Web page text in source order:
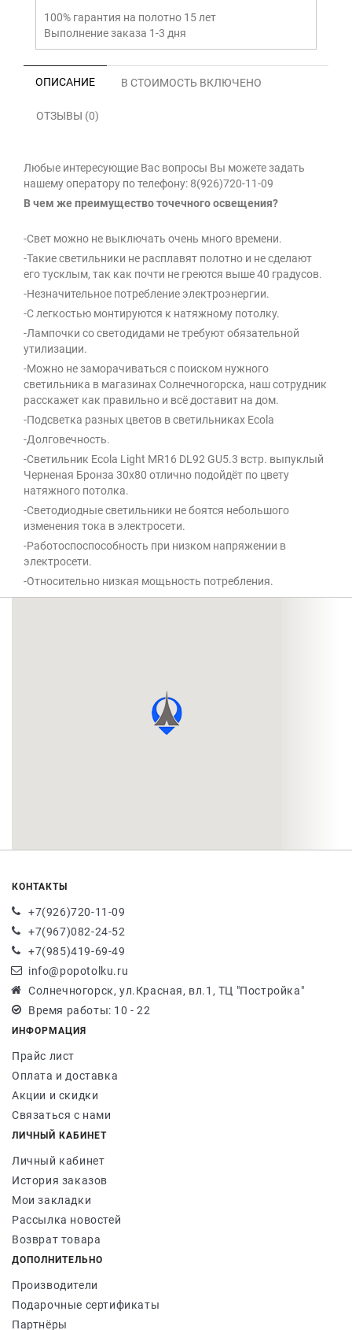
100% гарантия на полотно 15 лет
Выполнение заказа 1-3 дня
ОПИСАНИЕ В СТОИМОСТЬ ВКЛЮЧЕНО
ОТЗЫВЫ (0)
Любые интересующие Вас вопросы Вы можете задать
нашему оператору по телефону: 8(926)720-11-09
В чем же преимущество точечного освещения?
-Свет можно не выключать очень много времени.
-Такие светильники не расплавят полотно и не сделают
его тусклым, так как почти не греются выше 40 градусов.
-Незначительное потребление электроэнергии.
-С легкостью монтируются к натяжному потолку.
-Лампочки со светодидами не требуют обязательной
утилизации.
-Можно не заморачиваться с поиском нужного
светильника в магазинах Солнечногорска, наш сотрудник
расскажет как правильно и всё доставит на дом.
-Подсветка разных цветов в светильниках Ecola
-Долговечность.
-Светильник Ecola Light MR16 DL92 GU5.3 встр. выпуклый
Черненая Бронза 30x80 отлично подойдёт по цвету
натяжного потолка.
-Светодиодные светильники не боятся небольшого
изменения тока в электросети.
-Работоспоспособность при низком напряжении в
электросети.
-Относительно низкая мощьность потребления.
КОНТАКТЫ
+7(926)720-11-09
+7(967)082-24-52
+7(985)419-69-49
info@popotolku.ru
Солнечногорск, ул.Красная, вл.1, ТЦ "Постройка"
Время работы: 10 - 22
ИНФОРМАЦИЯ
Прайс лист
Оплата и доставка
Акции и скидки
Связаться с нами
ЛИЧНЫЙ КАБИНЕТ
Личный кабинет
История заказов
Мои закладки
Рассылка новостей
Возврат товара
ДОПОЛНИТЕЛЬНО
Производители
Подарочные сертификаты
Партнёры